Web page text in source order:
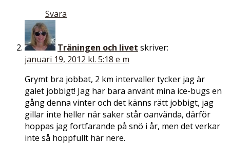
Svara
Träningen och livet skriver:
januari 19, 2012 kl. 5:18 e m
Grymt bra jobbat, 2 km intervaller tycker jag är
galet jobbigt! Jag har bara använt mina ice-bugs en
gång denna vinter och det känns rätt jobbigt, jag
gillar inte heller när saker står oanvända, därför
hoppas jag fortfarande på snö i år, men det verkar
inte så hoppfullt här nere.